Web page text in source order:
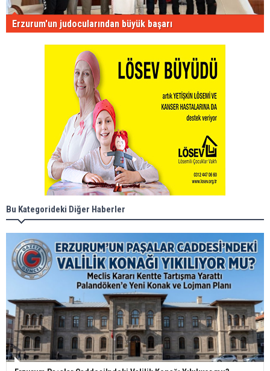
Erzurum'un judocularından büyük başarı
Bu Kategorideki Diğer Haberler